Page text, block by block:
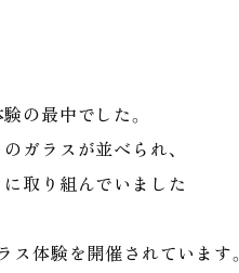
の最中でした。
ガラスが並べられ、
取り組んでいました
ス体験を開催されています。